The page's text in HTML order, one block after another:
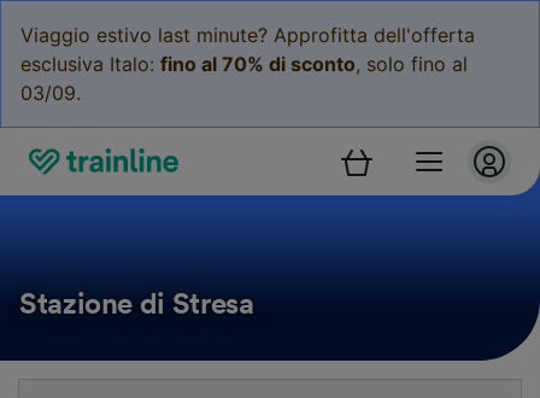
Viaggio estivo last minute? Approfitta dell'offerta
esclusiva Italo: fino al 70% di sconto, solo fino al
03/09.
Stazione di Stresa